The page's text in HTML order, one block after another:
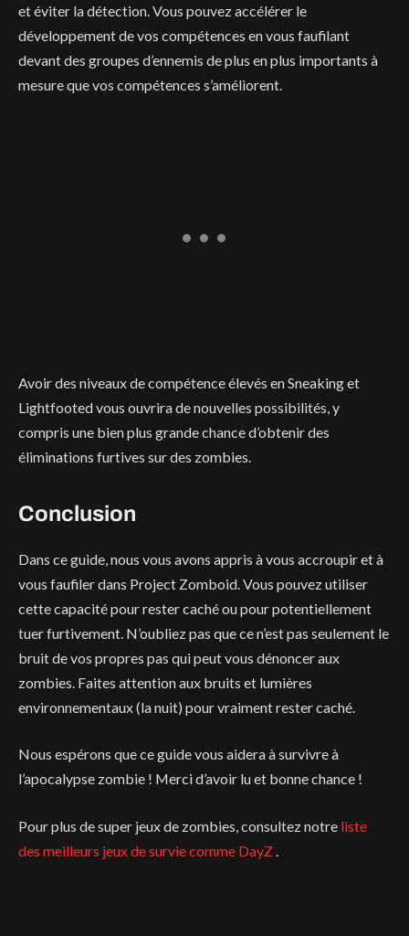
et éviter la détection. Vous pouvez accélérer le
développement de vos compétences en vous faufilant
devant des groupes d’ennemis de plus en plus importants à
mesure que vos compétences s’améliorent.
Avoir des niveaux de compétence élevés en Sneaking et
Lightfooted vous ouvrira de nouvelles possibilités, y
compris une bien plus grande chance d’obtenir des
éliminations furtives sur des zombies.
Conclusion
Dans ce guide, nous vous avons appris à vous accroupir et à
vous faufiler dans Project Zomboid. Vous pouvez utiliser
cette capacité pour rester caché ou pour potentiellement
tuer furtivement. N’oubliez pas que ce n’est pas seulement le
bruit de vos propres pas qui peut vous dénoncer aux
zombies. Faites attention aux bruits et lumières
environnementaux (la nuit) pour vraiment rester caché.
Nous espérons que ce guide vous aidera à survivre à
l’apocalypse zombie ! Merci d’avoir lu et bonne chance !
Pour plus de super jeux de zombies, consultez notre liste
des meilleurs jeux de survie comme DayZ .